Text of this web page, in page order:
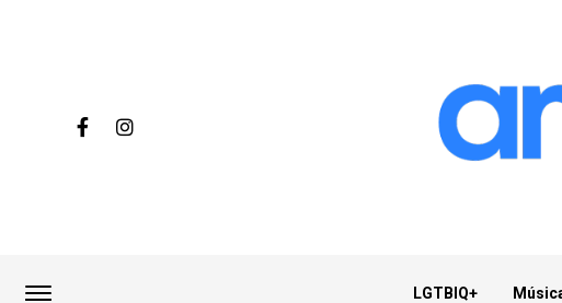
LGTBIQ+